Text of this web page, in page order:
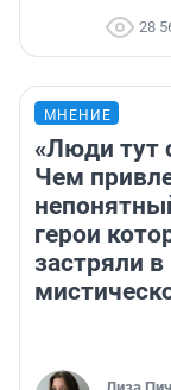
28
МНЕНИЕ
«Люди тут
Чем
герои
застряли в